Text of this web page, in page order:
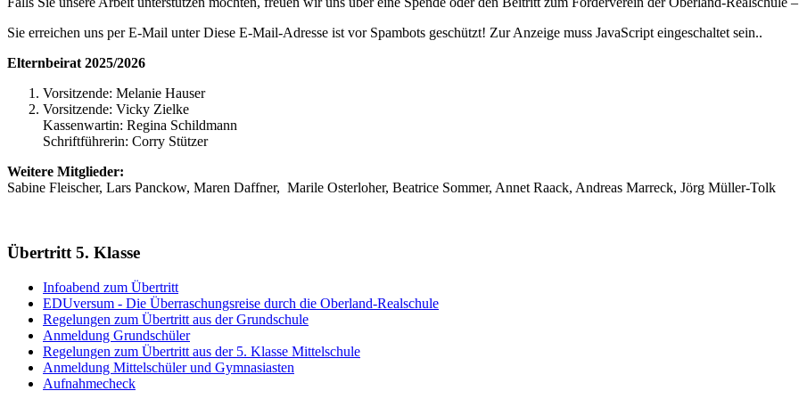
Sie erreichen uns per E-Mail unterDiese E-Mail-Adresse ist vor Spambots geschützt! Zur Anzeige muss JavaScript eingeschaltet sein..
Elternbeirat 2025/2026
Vorsitzende: Melanie Hauser
Vorsitzende: Vicky Zielke
Kassenwartin: Regina Schildmann
Schriftführerin: Corry Stützer
Weitere Mitglieder:
Sabine Fleischer, Lars Panckow, Maren Daffner, Marile Osterloher, Beatrice Sommer, Annet Raack, Andreas Marreck, Jörg Müller-Tolk
Übertritt 5. Klasse
Infoabend zum Übertritt
EDUversum - Die Überraschungsreise durch die Oberland-Realschule
Regelungen zum Übertritt aus der Grundschule
Anmeldung Grundschüler
Regelungen zum Übertritt aus der 5. Klasse Mittelschule
Anmeldung Mittelschüler und Gymnasiasten
Aufnahmecheck